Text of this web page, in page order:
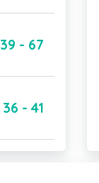
39 - 67
36 - 41